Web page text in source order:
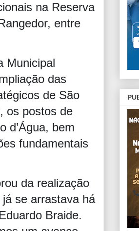
na Reserva
entre
Municipal
das
de São
os postos de
d’Água, bem
fundamentais
da realização
se arrastava há
Braide.